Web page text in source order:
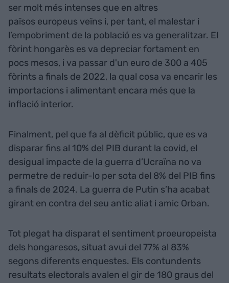
ser molt més intenses que en altres
països europeus veïns i, per tant, el malestar i
l’empobriment de la població es va generalitzar. El
fòrint hongarès es va depreciar fortament en
pocs mesos, i va passar d'un euro de 300 a 405
fòrints a finals de 2022, la qual cosa va encarir les
importacions i alimentant encara més que la
inflació interior.
Finalment, pel que fa al dèficit públic, que es va
disparar fins al 10% del PIB durant la covid, el
desigual impacte de la guerra d’Ucraïna no va
permetre de reduir-lo per sota del 8% del PIB fins
a finals de 2024. La guerra de Putin s’ha acabat
girant en contra del seu antic aliat i amic Orban.
Tot plegat ha disparat el sentiment proeuropeista
dels hongaresos, situat avui del 77% al 83%
segons diferents enquestes. Els contundents
resultats electorals avalen el gir de 180 graus del